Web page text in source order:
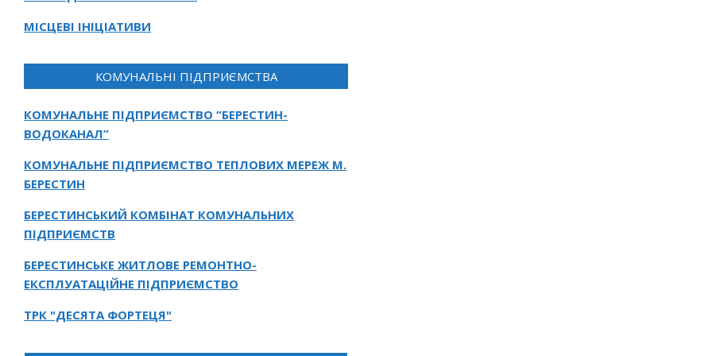
МІСЦЕВІ ІНІЦІАТИВИ
КОМУНАЛЬНІ ПІДПРИЄМСТВА
КОМУНАЛЬНЕ ПІДПРИЄМСТВО “БЕРЕСТИН-
ВОДОКАНАЛ”
КОМУНАЛЬНЕ ПІДПРИЄМСТВО ТЕПЛОВИХ МЕРЕЖ М.
БЕРЕСТИН
БЕРЕСТИНСЬКИЙ КОМБІНАТ КОМУНАЛЬНИХ
ПІДПРИЄМСТВ
БЕРЕСТИНСЬКЕ ЖИТЛОВЕ РЕМОНТНО-
ЕКСПЛУАТАЦІЙНЕ ПІДПРИЄМСТВО
ТРК "ДЕСЯТА ФОРТЕЦЯ"